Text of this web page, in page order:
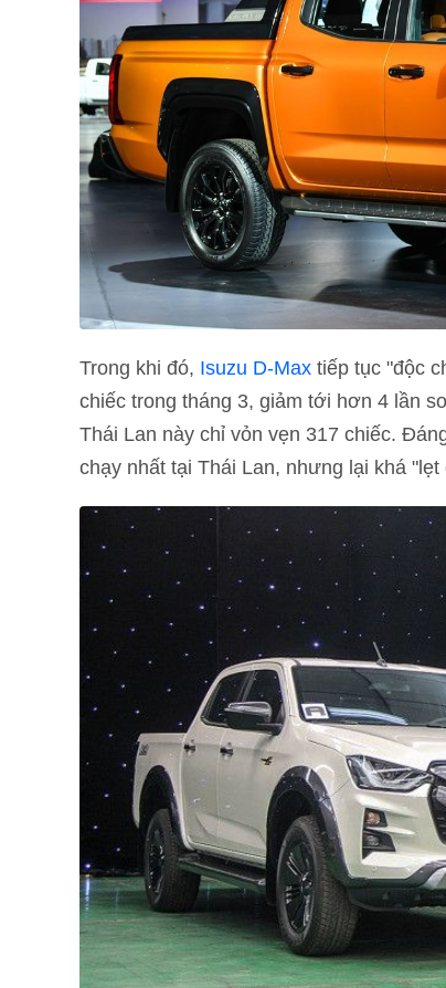
Trong khi đó, Isuzu D-Max tiếp tục "độc
chiếc trong tháng 3, giảm tới hơn 4 lần
Thái Lan này chỉ vỏn vẹn 317 chiếc.
chạy nhất tại Thái Lan, nhưng lại khá